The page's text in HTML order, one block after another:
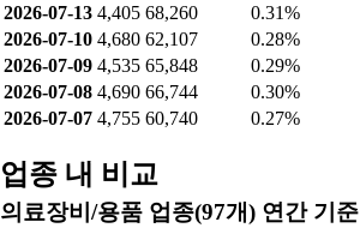
2026-07-13 4,405 68,260
0.31%
2026-07-10 4,680 62,107
0.28%
2026-07-09 4,535 65,848
0.29%
2026-07-08 4,690 66,744
0.30%
2026-07-07 4,755 60,740 0.27%
업종 내 비교
의료장비/용품 업종(97개) 연간 기준